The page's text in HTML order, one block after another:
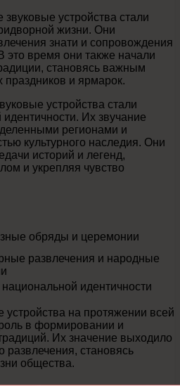
устройства стали
жизни. Они
знати и сопровождения
это время они также начали
становясь важным
и ярмарок.
устройства стали
Их звучание
регионами и
культурного наследия. Они
историй и легенд,
и укрепляя чувство
обряды и церемонии
развлечения и народные
идентичности
устройства на протяжении всей
в формировании и
Их значение выходило
развлечения, становясь
общества.